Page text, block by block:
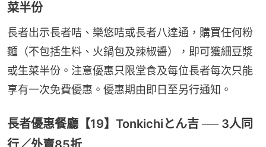
菜半份
長者出示長者咭、樂悠咭或長者八達通，購買任何粉
麵（不包括生料、火鍋包及辣椒醬），即可獲細豆漿
或生菜半份。注意優惠只限堂食及每位長者每次只能
享有一次免費優惠。優惠期由即日至另行通知。
長者優惠餐廳【19】Tonkichiとん吉 ── 3人同